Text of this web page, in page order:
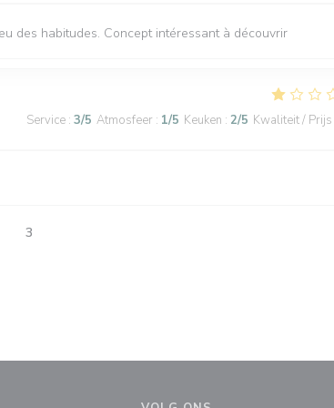
des habitudes. Concept intéressant à découvrir
Service : 3/5 Atmosfeer : 1/5 Keuken : 2/5 Kwaliteit / Prijs
3